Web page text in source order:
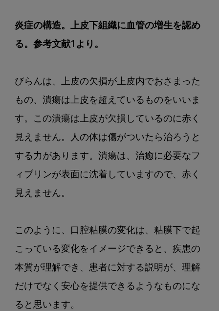
炎症の構造。上皮下組織に血管の増生を認め
る。参考文献1より。
びらんは、上皮の欠損が上皮内でおさまった
もの、潰瘍は上皮を超えているものをいいま
す。この潰瘍は上皮が欠損しているのに赤く
見えません。人の体は傷がついたら治ろうと
する力があります。潰瘍は、治癒に必要なフ
ィブリンが表面に沈着していますので、赤く
見えません。
このように、口腔粘膜の変化は、粘膜下で起
こっている変化をイメージできると、疾患の
本質が理解でき、患者に対する説明が、理解
だけでなく安心を提供できるようなものにな
ると思います。